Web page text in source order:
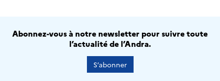
Abonnez-vous à notre newsletter pour suivre toute
l’actualité de l’Andra.
S’abonner